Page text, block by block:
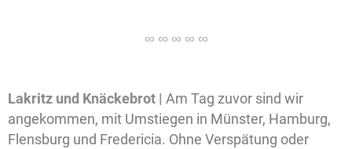
Lakritz und Knäckebrot | Am Tag zuvor sind wir
angekommen, mit Umstiegen in Münster, Hamburg,
Flensburg und Fredericia. Ohne Verspätung oder